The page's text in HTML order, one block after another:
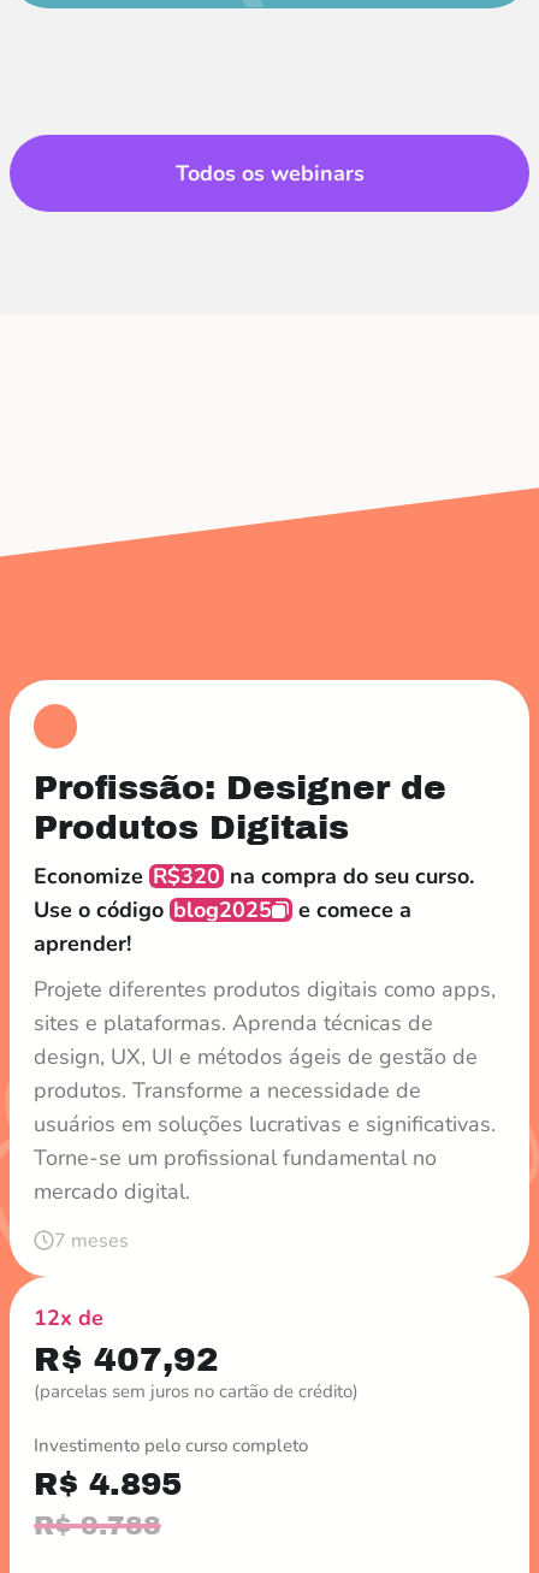
Todos os webinars
Profissão: Designer de
Produtos Digitais
Economize R$320 na compra do seu curso.
Use o código blog2025
e comece a
aprender!
Projete diferentes produtos digitais como apps,
sites e plataformas. Aprenda técnicas de
design, UX, UI e métodos ágeis de gestão de
produtos. Transforme a necessidade de
usuários em soluções lucrativas e significativas.
Torne-se um profissional fundamental no
mercado digital.
7 meses
12x de
R$ 407,92
(parcelas sem juros no cartão de crédito)
Investimento pelo curso completo
R$ 4.895
R$ 9.788